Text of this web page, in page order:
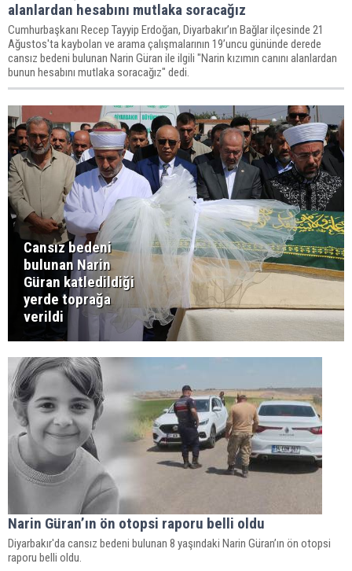
alanlardan hesabını mutlaka soracağız
Cumhurbaşkanı Recep Tayyip Erdoğan, Diyarbakır’ın Bağlar ilçesinde 21
Ağustos'ta kaybolan ve arama çalışmalarının 19’uncu gününde derede
cansız bedeni bulunan Narin Güran ile ilgili "Narin kızımın canını alanlardan
bunun hesabını mutlaka soracağız" dedi.
Cansız bedeni
bulunan Narin
Güran katledildiği
yerde toprağa
verildi
Narin Güran’ın ön otopsi raporu belli oldu
Diyarbakır'da cansız bedeni bulunan 8 yaşındaki Narin Güran’ın ön otopsi
raporu belli oldu.